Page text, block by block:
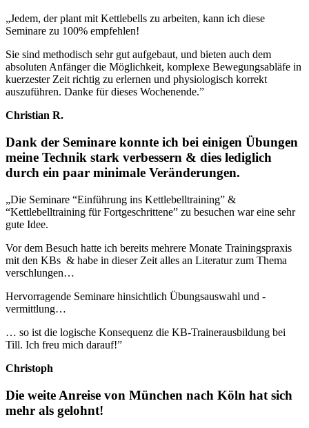
„Jedem, der plant mit Kettlebells zu arbeiten, kann ich diese
Seminare zu 100% empfehlen!
Sie sind methodisch sehr gut aufgebaut, und bieten auch dem
absoluten Anfänger die Möglichkeit, komplexe Bewegungsabläfe in
kuerzester Zeit richtig zu erlernen und physiologisch korrekt
auszuführen. Danke für dieses Wochenende.”
Christian R.
Dank der Seminare konnte ich bei einigen Übungen
meine Technik stark verbessern & dies lediglich
durch ein paar minimale Veränderungen.
„Die Seminare “Einführung ins Kettlebelltraining” &
“Kettlebelltraining für Fortgeschrittene” zu besuchen war eine sehr
gute Idee.
Vor dem Besuch hatte ich bereits mehrere Monate Trainingspraxis
mit den KBs & habe in dieser Zeit alles an Literatur zum Thema
verschlungen…
Hervorragende Seminare hinsichtlich Übungsauswahl und -
vermittlung…
… so ist die logische Konsequenz die KB-Trainerausbildung bei
Till. Ich freu mich darauf!”
Christoph
Die weite Anreise von München nach Köln hat sich
mehr als gelohnt!